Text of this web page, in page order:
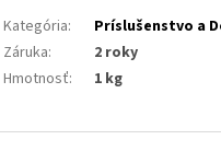
Kategória:
Príslušenstvo a
Záruka:
2 roky
Hmotnosť: 1 kg